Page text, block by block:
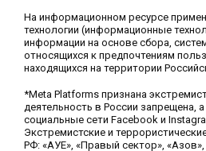
На информационном ресурсе
технологии (информационные
информации на основе сбора,
относящихся к предпочтениям
находящихся на территории
*Meta Platforms признана
деятельность в России запрещена,
социальные сети Facebook и
Экстремистские и
РФ: «АУЕ», «Правый сектор»,